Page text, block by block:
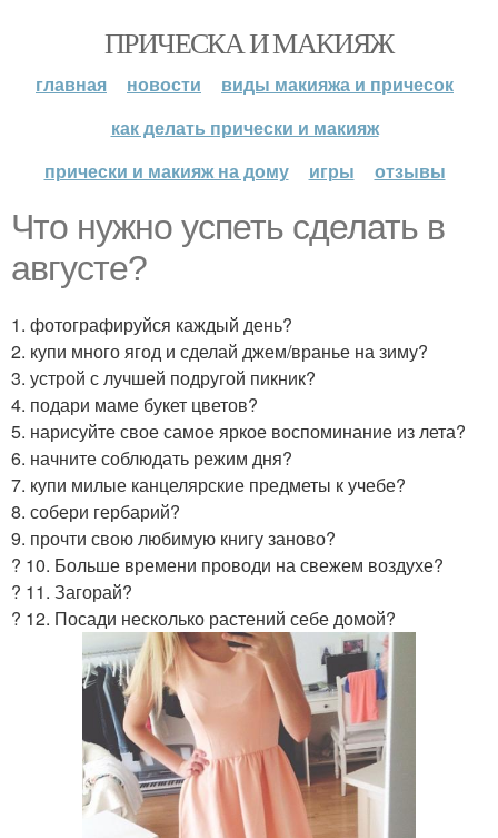
ПРИЧЕСКА И МАКИЯЖ
главная новости
виды макияжа и причесок
как делать прически и макияж
прически и макияж на дому
игры отзывы
Что нужно успеть сделать в
августе?
1. фотографируйся каждый день?
2. купи много ягод и сделай джем/вранье на зиму?
3. устрой с лучшей подругой пикник?
4. подари маме букет цветов?
5. нарисуйте свое самое яркое воспоминание из лета?
6. начните соблюдать режим дня?
7. купи милые канцелярские предметы к учебе?
8. собери гербарий?
9. прочти свою любимую книгу заново?
? 10. Больше времени проводи на свежем воздухе?
? 11. Загорай?
? 12. Посади несколько растений себе домой?